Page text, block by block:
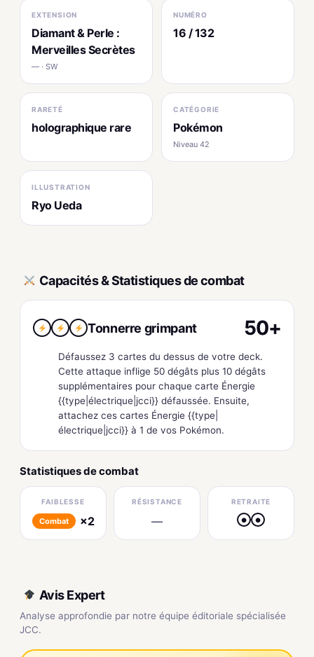
EXTENSION
Diamant & Perle :
Merveilles Secrètes
— · SW
NUMÉRO
16 / 132
RARETÉ
holographique rare
CATÉGORIE
Pokémon
Niveau 42
ILLUSTRATION
Ryo Ueda
Capacités & Statistiques de combat
Tonnerre grimpant 50+
Défaussez 3 cartes du dessus de votre deck.
Cette attaque inflige 50 dégâts plus 10 dégâts
supplémentaires pour chaque carte Énergie
{{type|électrique|jcci}} défaussée. Ensuite,
attachez ces cartes Énergie {{type|
électrique|jcci}} à 1 de vos Pokémon.
Statistiques de combat
FAIBLESSE
Combat ×2
RÉSISTANCE
—
RETRAITE
● ●
Avis Expert
Analyse approfondie par notre équipe éditoriale spécialisée
JCC.